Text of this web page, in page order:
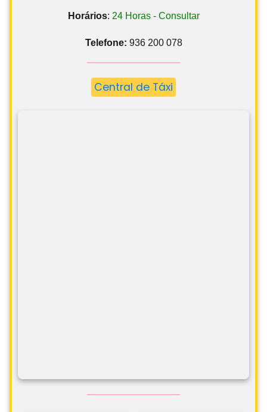
Horários: 24 Horas - Consultar
Telefone: 936 200 078
Central de Táxi